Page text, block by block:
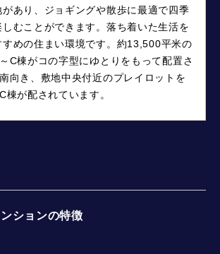
があり、ジョギングや散歩に最適で四季
むことができます。落ち着いた生活を
めの住まい環境です。約13,500平米の
C棟がコの字型にゆとりをもって配置さ
向き、敷地中央付近のプレイロットを
棟が配されています。
ションの特徴